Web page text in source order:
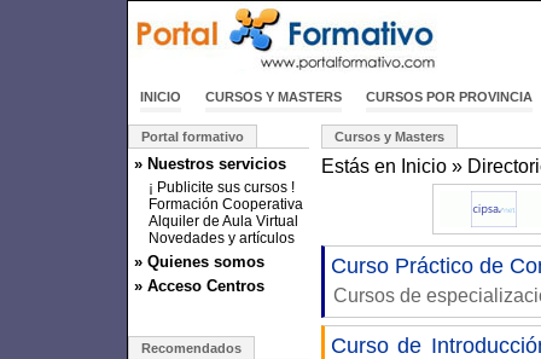
INICIO CURSOS Y MASTERS CURSOS POR PROVINCIA
Portal formativo
» Nuestros servicios
¡ Publicite sus cursos !
Formación Cooperativa
Alquiler de Aula Virtual
Novedades y artículos
» Quienes somos
» Acceso Centros
Recomendados
Cursos y Masters
Estás en Inicio »
Curso Práctico de
Cursos de
Curso de